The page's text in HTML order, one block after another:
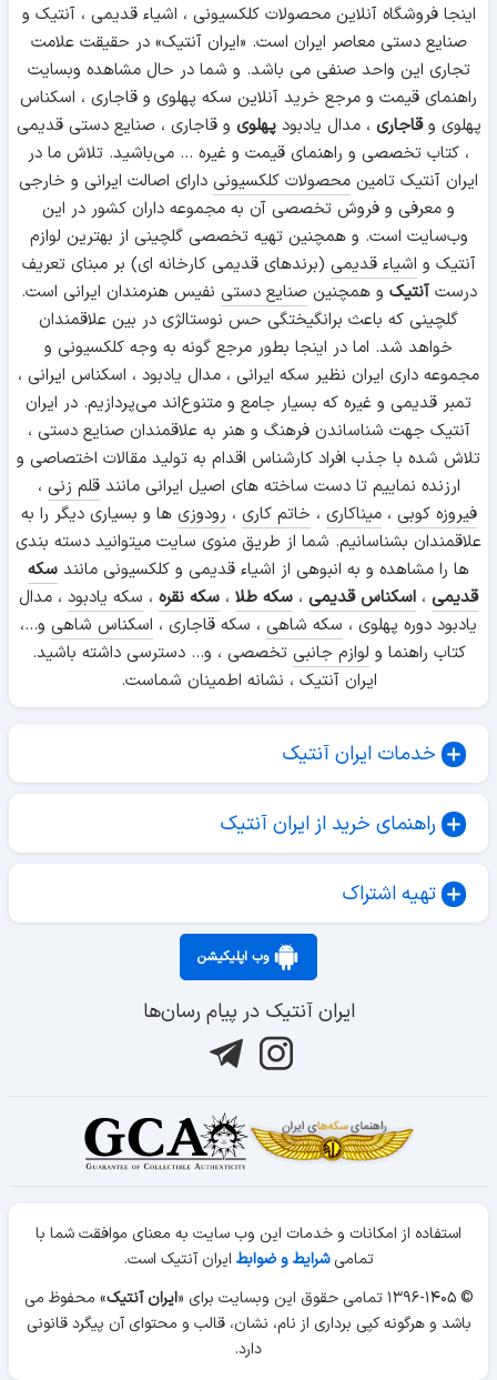
اینجا فروشگاه آنلاین محصولات کلکسیونی ، اشیاء قدیمی ، آنتیک و
صنایع دستی معاصر ایران است. «ایران آنتیک» در حقیقت علامت
تجاری این واحد صنفی می باشد. و شما در حال مشاهده وبسایت
راهنمای قیمت و مرجع خرید آنلاین سکه پهلوی و قاجاری ، اسکناس
پهلوی وقاجاری ، مدال یادبودپهلوی و قاجاری ، صنایع دستی قدیمی
، کتاب تخصصی و راهنمای قیمت و غیره ... می‌باشید. تلاش ما در
ایران آنتیک تامین محصولات کلکسیونی دارای اصالت ایرانی و خارجی
و معرفی و فروش تخصصی آن به مجموعه داران کشور در این
وب‌سایت است. و همچنین تهیه تخصصی گلچینی از بهترین لوازم
آنتیک و اشیاء قدیمی (برندهای قدیمی کارخانه ای) بر مبنای تعریف
درستآنتیک و همچنینصنایع دستی نفیس هنرمندان ایرانی است.
گلچینی که باعث برانگیختگی حس نوستالژی در بین علاقمندان
خواهد شد. اما در اینجا بطور مرجع گونه به وجه کلکسیونی و
مجموعه داری ایران نظیر سکه ایرانی ، مدال یادبود ، اسکناس ایرانی ،
تمبر قدیمی و غیره که بسیار جامع و متنوع‌اند می‌پردازیم. در ایران
آنتیک جهت شناساندن فرهنگ و هنر به علاقمندان صنایع دستی ،
تلاش شده با جذب افراد کارشناس اقدام به تولید مقالات اختصاصی و
ارزنده نماییم تا دست ساخته های اصیل ایرانی مانندقلم زنی ،
فیروزه کوبی ،میناکاری ، خاتم کاری ، رودوزی ها و بسیاری دیگر را به
علاقمندان بشناسانیم. شما از طریق منوی سایت میتوانید دسته بندی
ها را مشاهده و به انبوهی از اشیاء قدیمی و کلکسیونی مانند سکه
قدیمی ، اسکناس قدیمی ، سکه طلا ، سکه نقره ، سکه یادبود ، مدال
یادبود دوره پهلوی ، سکه شاهی ، سکه قاجاری ، اسکناس شاهی و...،
کتاب راهنما و لوازم جانبی تخصصی ، و... دسترسی داشته باشید.
ایران آنتیک ، نشانه اطمینان شماست.
خدمات ایران آنتیک
راهنمای خرید از ایران آنتیک
تهیه اشتراک
وب اپلیکیشن
ایران آنتیک در پیام رسان‌ها
استفاده از امکانات و خدمات این وب سایت به معنای موافقت شما با
تمامیشرایط و ضوابط ایران آنتیک است.
© ۱۳۹۶-۱۴۰۵ تمامی حقوق این وبسایت برای «
ایران آنتیک» محفوظ می
باشد و هرگونه کپی برداری از نام، نشان، قالب و محتوای آن پیگرد قانونی
دارد.